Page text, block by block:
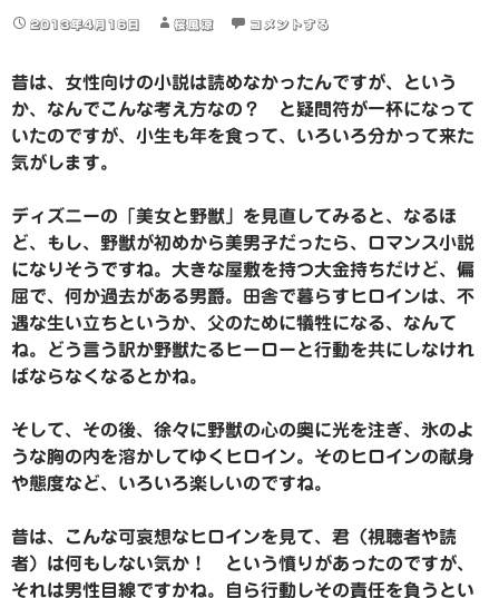
2013年4月16日 桜風涼 コメントする
昔は、女性向けの小説は読めなかったんですが、という
か、なんでこんな考え方なの？ と疑問符が一杯になって
いたのですが、小生も年を食って、いろいろ分かって来た
気がします。
ディズニーの「美女と野獣」を見直してみると、なるほ
ど、もし、野獣が初めから美男子だったら、ロマンス小説
になりそうですね。大きな屋敷を持つ大金持ちだけど、偏
屈で、何か過去がある男爵。田舎で暮らすヒロインは、不
遇な生い立ちというか、父のために犠牲になる、なんて
ね。どう言う訳か野獣たるヒーローと行動を共にしなけれ
ばならなくなるとかね。
そして、その後、徐々に野獣の心の奥に光を注ぎ、氷のよ
うな胸の内を溶かしてゆくヒロイン。そのヒロインの献身
や態度など、いろいろ楽しいのですね。
昔は、こんな可哀想なヒロインを見て、君（視聴者や読
者）は何もしない気か！ という憤りがあったのですが、
それは男性目線ですかね。自ら行動しその責任を負うとい